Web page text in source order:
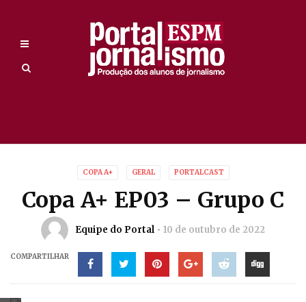
COPA A+ GERAL PORTALCAST
Copa A+ EP03 – Grupo C
Equipe do Portal 10 de outubro de 2022
COMPARTILHAR